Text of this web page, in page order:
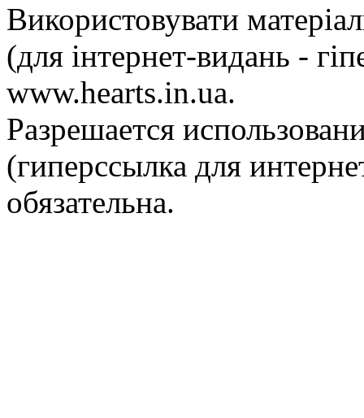
Використовувати
(для інтернет-видань -
www.hearts.in.ua.
Разрешается
(гиперссылка для
обязательна.